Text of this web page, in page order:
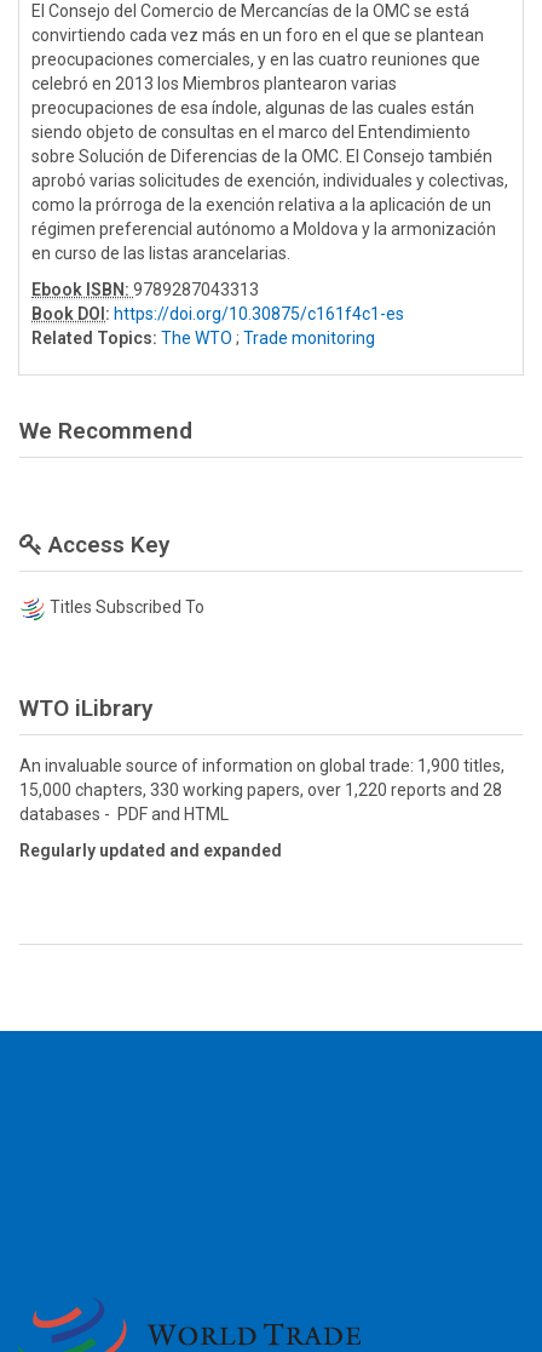
El Consejo del Comercio de Mercancías de la OMC se está
convirtiendo cada vez más en un foro en el que se plantean
preocupaciones comerciales, y en las cuatro reuniones que
celebró en 2013 los Miembros plantearon varias
preocupaciones de esa índole, algunas de las cuales están
siendo objeto de consultas en el marco del Entendimiento
sobre Solución de Diferencias de la OMC. El Consejo también
aprobó varias solicitudes de exención, individuales y colectivas,
como la prórroga de la exención relativa a la aplicación de un
régimen preferencial autónomo a Moldova y la armonización
en curso de las listas arancelarias.
Ebook ISBN: 9789287043313
Book DOI : https://doi.org/10.30875/c161f4c1-es
Related Topics: The WTO ; Trade monitoring
We Recommend
Access Key
Titles Subscribed To
WTO iLibrary
An invaluable source of information on global trade: 1,900 titles,
15,000 chapters, 330 working papers, over 1,220 reports and 28
databases - PDF and HTML
Regularly updated and expanded